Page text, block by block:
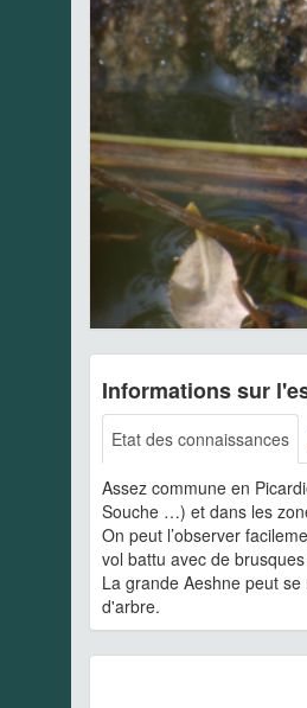
Informations sur
Etat des connaissances
Assez commune en
Souche …) et dans les
On peut l’observer
vol battu avec de
La grande Aeshne peut
d'arbre.